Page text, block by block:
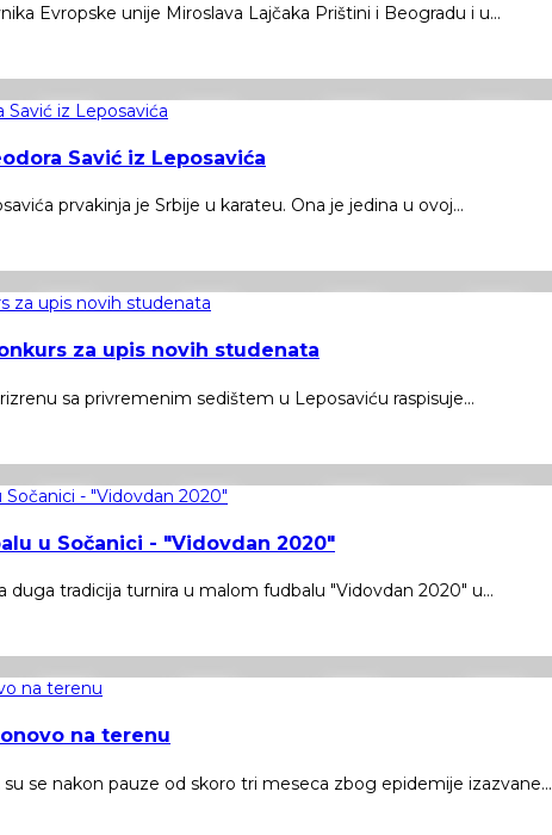
Evropske unije Miroslava Lajčaka Prištini i Beogradu i u...
Savić iz Leposavića
prvakinja je Srbije u karateu. Ona je jedina u ovoj...
za upis novih studenata
sa privremenim sedištem u Leposaviću raspisuje...
u Sočanici - "Vidovdan 2020"
duga tradicija turnira u malom fudbalu "Vidovdan 2020" u...
na terenu
se nakon pauze od skoro tri meseca zbog epidemije izazvane...